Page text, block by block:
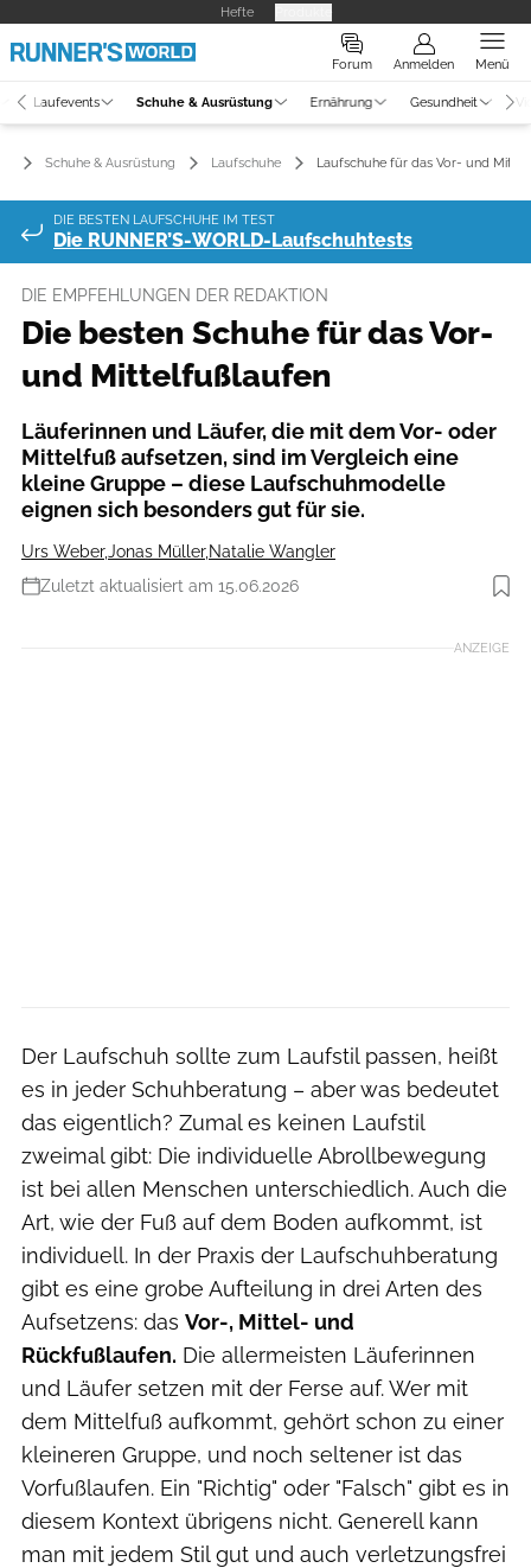
Hefte
Forum Anmelden Menü
Laufevents Schuhe & Ausrüstung Ernährung Gesundheit
Schuhe & Ausrüstung Laufschuhe Laufschuhe für das Vor- und
DIE BESTEN LAUFSCHUHE IM TEST
Die RUNNER’S-WORLD-Laufschuhtests
DIE EMPFEHLUNGEN DER REDAKTION
Die besten Schuhe für das Vor-
und Mittelfußlaufen
Läuferinnen und Läufer, die mit dem Vor- oder
Mittelfuß aufsetzen, sind im Vergleich eine
kleine Gruppe – diese Laufschuhmodelle
eignen sich besonders gut für sie.
Urs Weber,Jonas Müller,Natalie Wangler
Zuletzt aktualisiert am 15.06.2026
Foto: Hersteller
ANZEIGE
Der Laufschuh sollte zum Laufstil passen, heißt
es in jeder Schuhberatung – aber was bedeutet
das eigentlich? Zumal es keinen Laufstil
zweimal gibt: Die individuelle Abrollbewegung
ist bei allen Menschen unterschiedlich. Auch die
Art, wie der Fuß auf dem Boden aufkommt, ist
individuell. In der Praxis der Laufschuhberatung
gibt es eine grobe Aufteilung in drei Arten des
Aufsetzens: das Vor-, Mittel- und
Rückfußlaufen. Die allermeisten Läuferinnen
und Läufer setzen mit der Ferse auf. Wer mit
dem Mittelfuß aufkommt, gehört schon zu einer
kleineren Gruppe, und noch seltener ist das
Vorfußlaufen. Ein "Richtig" oder "Falsch" gibt es in
diesem Kontext übrigens nicht. Generell kann
man mit jedem Stil gut und auch verletzungsfrei